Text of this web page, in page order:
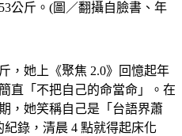
公斤。(圖／翻攝自臉書、年
，她上《聚焦 2.0》回憶起年
直「不把自己的命當命」。在
，她笑稱自己是「台語界蕭
錄，清晨 4 點就得起床化